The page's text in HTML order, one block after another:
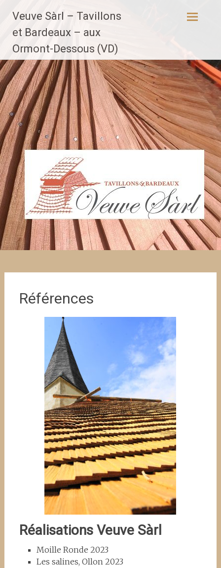
contenu
Veuve Sàrl – Tavillons
et Bardeaux – aux
Ormont-Dessous (VD)
Références
Réalisations Veuve Sàrl
Moille Ronde 2023
Les salines, Ollon 2023